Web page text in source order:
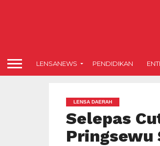
LENSANEWS PENDIDIKAN
LENSA DAERAH
Selepas
Pringsewu